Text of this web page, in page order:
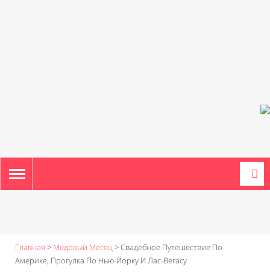
TOGGLE
NAVIGATION
Главная > Медовый Месяц>Свадебное Путешествие По
Америке, Прогулка По Нью-Йорку И Лас-Вегасу